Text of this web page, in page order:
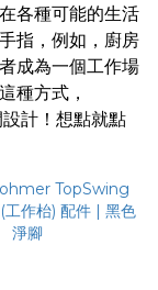
各種可能的生活
指，例如，廚房
成為一個工作場
種方式，
計！想點就點